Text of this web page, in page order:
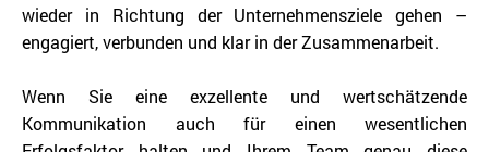
wieder in Richtung der Unternehmensziele gehen –
engagiert, verbunden und klar in der Zusammenarbeit.
Wenn Sie eine exzellente und wertschätzende
Kommunikation auch für einen wesentlichen